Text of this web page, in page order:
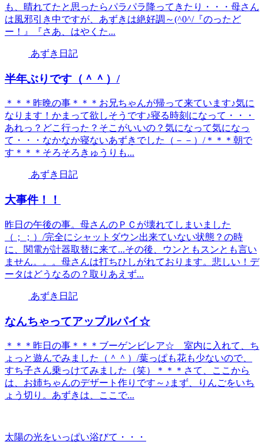
も、晴れてたと思ったらパラパラ降ってきたり・・・母さん
は風邪引き中ですが、あずきは絶好調～(^0^/『のったど
ー！』『さあ、はやくた...
あずき日記
半年ぶりです（＾＾）/
＊＊＊昨晩の事＊＊＊お兄ちゃんが帰って来ています♪気に
なります！かまって欲しそうです♪寝る時刻になって・・・
あれっ？どこ行った？そこがいいの？気になって気になっ
て・・・なかなか寝ないあずきでした（－－）/＊＊＊朝で
す＊＊＊そろそろきゅうりも...
あずき日記
大事件！！
昨日の午後の事。母さんのＰＣが壊れてしまいました
（；；）/完全にシャットダウン出来ていない状態？の時
に、関電が計器取替に来て...その後、ウンともスンとも言い
ません。。。母さんは打ちひしがれております。悲しい！デ
ータはどうなるの？取りあえず...
あずき日記
なんちゃってアップルパイ☆
＊＊＊昨日の事＊＊＊ブーゲンビレア☆ 室内に入れて、ち
ょっと遊んでみました（＾＾）/葉っぱも花も少ないので、
すち子さん乗っけてみました（笑）＊＊＊さて、ここから
は、お姉ちゃんのデザート作りです～♪まず、りんごをいち
ょう切り。あずきは、ここで...
太陽の光をいっぱい浴びて・・・